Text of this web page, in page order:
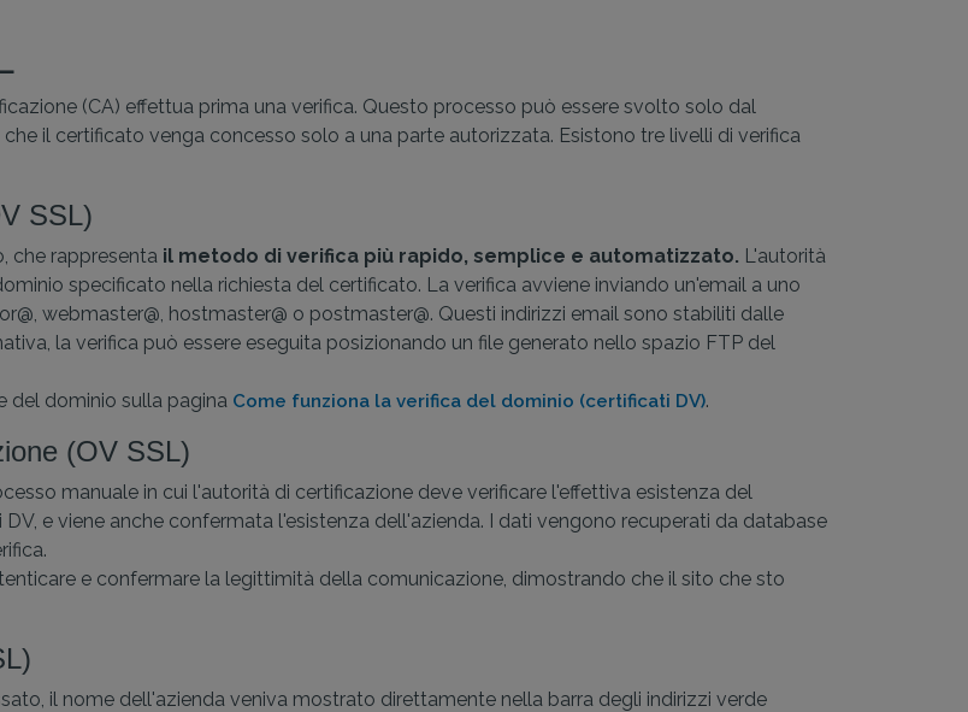
(CA) effettua prima una verifica. Questo processo può essere svolto solo dal
il certificato venga concesso solo a una parte autorizzata. Esistono tre livelli di verifica
SSL)
che rappresenta il metodo di verifica più rapido, semplice e automatizzato. L'autorità
specificato nella richiesta del certificato. La verifica avviene inviando un'email a uno
webmaster@, hostmaster@ o postmaster@. Questi indirizzi email sono stabiliti dalle
la verifica può essere eseguita posizionando un file generato nello spazio FTP del
del dominio sulla pagina Come funziona la verifica del dominio (certificati DV).
(OV SSL)
manuale in cui l'autorità di certificazione deve verificare l'effettiva esistenza del
e viene anche confermata l'esistenza dell'azienda. I dati vengono recuperati da database
e confermare la legittimità della comunicazione, dimostrando che il sito che sto
il nome dell'azienda veniva mostrato direttamente nella barra degli indirizzi verde